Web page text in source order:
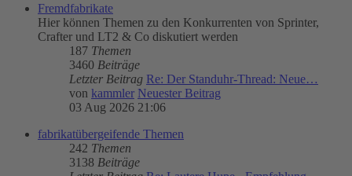
Fremdfabrikate
Hier können Themen zu den Konkurrenten von Sprinter,
Crafter und LT2 & Co diskutiert werden
187 Themen
3460 Beiträge
Letzter Beitrag Re: Der Standuhr-Thread: Neue…
von kammler Neuester Beitrag
03 Aug 2026 21:06
fabrikatübergeifende Themen
242 Themen
3138 Beiträge